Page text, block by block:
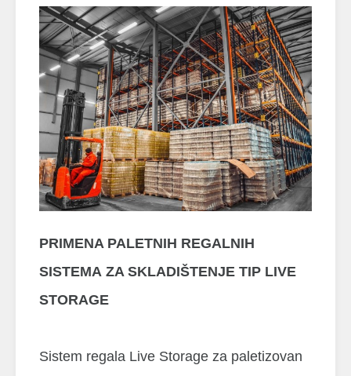
PRIMENA PALETNIH REGALNIH
SISTEMA ZA SKLADIŠTENJE TIP LIVE
STORAGE
Sistem regala Live Storage za paletizovan